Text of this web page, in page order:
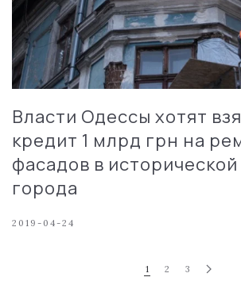
Власти Одессы хотят
кредит 1 млрд грн на
фасадов в исторической
города
2019-04-24
1 2 3